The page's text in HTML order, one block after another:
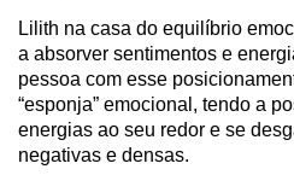
Lilith na casa do equilíbrio
a absorver sentimentos e
pessoa com esse
“esponja” emocional, tendo a
energias ao seu redor e se
negativas e densas.